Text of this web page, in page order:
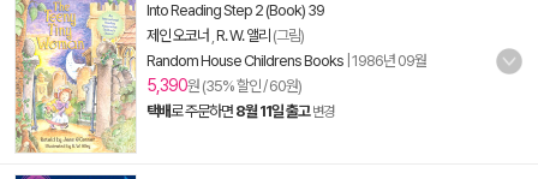
Into Reading Step 2 (Book) 39
제인 오코너 R. W. 앨리 (그림)
Random House Childrens Books 1986년 09월
5,390원 (35% 할인 / 60원)
택배로 주문하면 8월 11일 출고 변경